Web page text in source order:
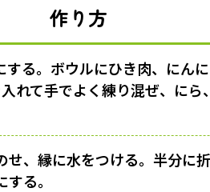
作り方
る。ボウルにひき肉、にん
れて手でよく練り混ぜ、に
、縁に水をつける。半分に
る。